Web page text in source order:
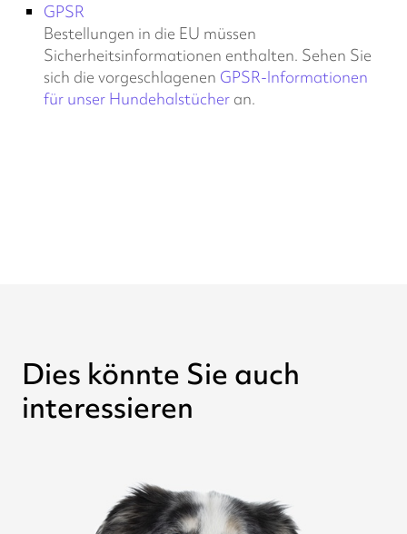
GPSR
Bestellungen in die EU müssen
Sicherheitsinformationen enthalten. Sehen Sie
sich die vorgeschlagenen GPSR-Informationen
für unser Hundehalstücher an.
Dies könnte Sie auch
interessieren